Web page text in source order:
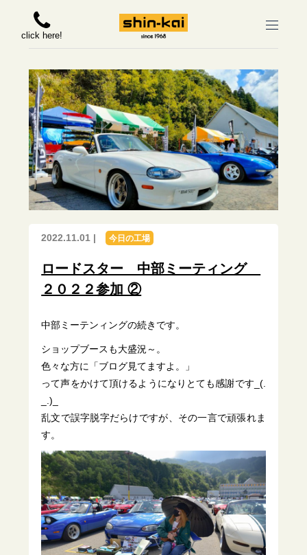
click here!
2022.11.01 | 今日の工場
ロードスター 中部ミーティング
２０２２参加 ②
中部ミーテンィングの続きです。
ショップブースも大盛況～。
色々な方に「ブログ見てますよ。」
って声をかけて頂けるようになりとても感謝です_(.
_.)_
乱文で誤字脱字だらけですが、その一言で頑張れま
す。